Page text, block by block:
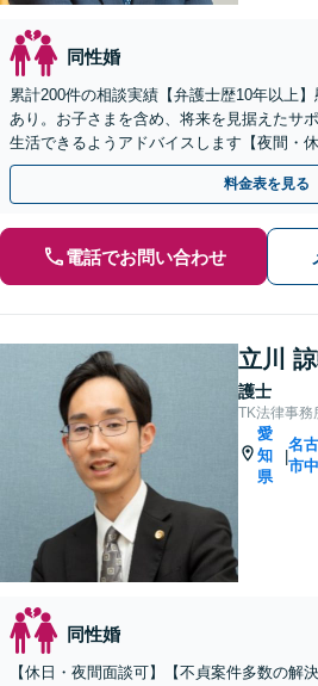
同性婚
累計200件の相談実績【弁護士歴10年以上
あり。お子さまを含め、将来を見据えたサ
生活できるようアドバイスします【夜間・
2分】
料金表を見る
電話でお問い合わせ
立川
護士
TK法律事務
愛
知
県
|
名
市
同性婚
【休日・夜間面談可】【不貞案件多数の解